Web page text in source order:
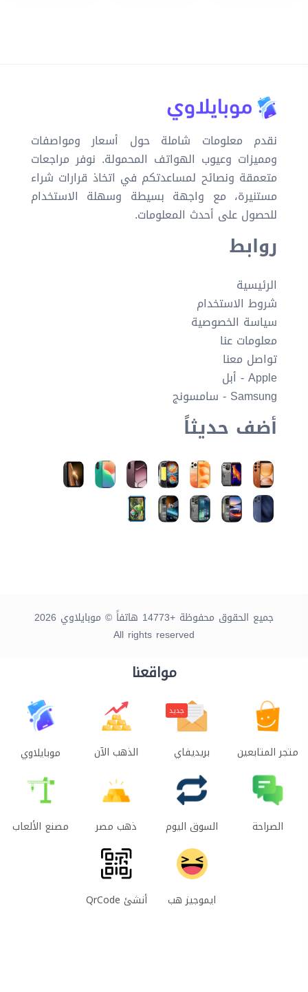
نقدم معلومات شاملة حول أسعار ومواصفات
ومميزات وعيوب الهواتف المحمولة. نوفر مراجعات
متعمقة ونصائح لمساعدتكم في اتخاذ قرارات شراء
مستنيرة، مع واجهة بسيطة وسهلة الاستخدام
للحصول على أحدث المعلومات.
روابط
الرئيسية
شروط الاستخدام
سياسة الخصوصية
معلومات عنا
تواصل معنا
Apple - أبل
Samsung - سامسونج
أضف حديثاً
جميع الحقوق محفوظة +14773 هاتفاً © موبايلاوي 2026
All rights reserved